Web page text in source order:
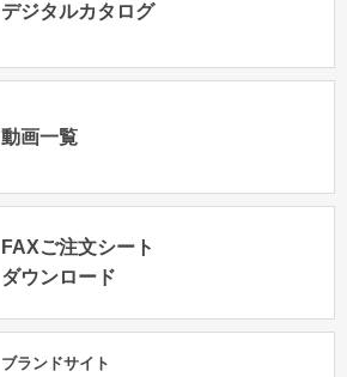
デジタルカタログ
動画一覧
FAXご注文シート
ダウンロード
ブランドサイト